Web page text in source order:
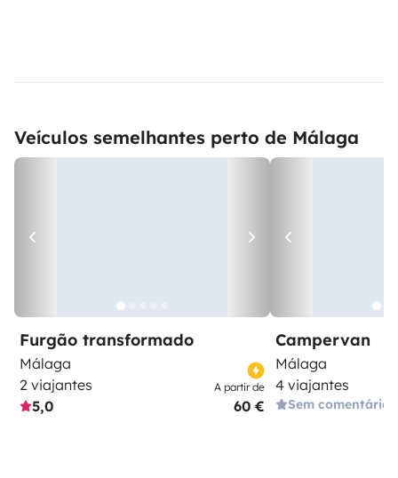
Veículos semelhantes perto de Málaga
Furgão transformado
Málaga
2 viajantes
5,0
A partir de
60 €
Campervan
Málaga
4 viajantes
Sem comentários